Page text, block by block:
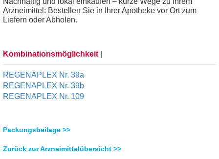
Arzneimittel: Bestellen Sie in Ihrer Apotheke vor Ort zum
Liefern oder Abholen.
Kombinationsmöglichkeit
REGENAPLEX Nr. 39a
REGENAPLEX Nr. 39b
REGENAPLEX Nr. 109
Packungsbeilage >>
Zurück zur Arzneimittelübersicht >>